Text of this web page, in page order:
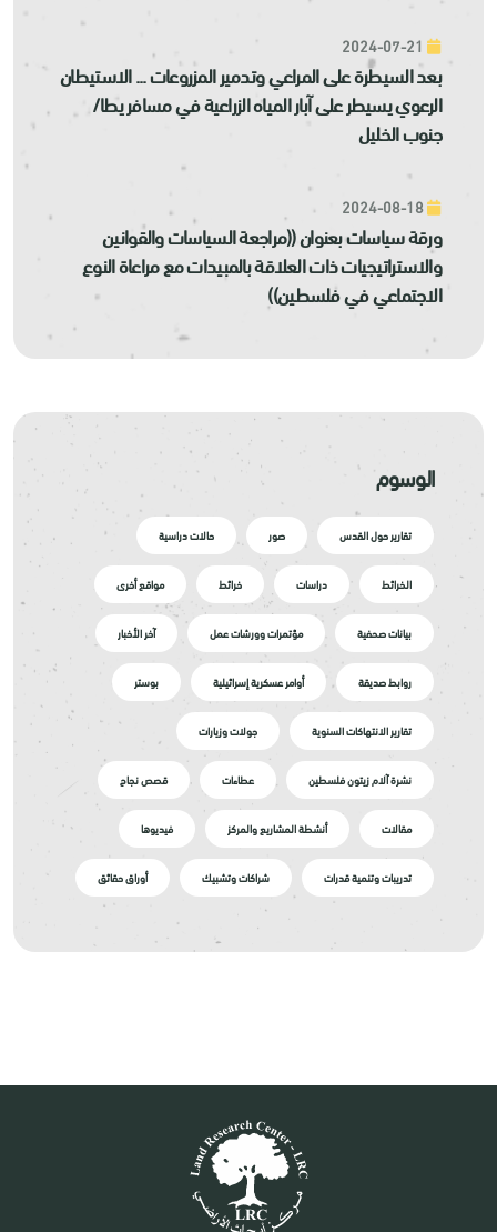
بعد السيطرة على المراعي وتدمير المزروعات ... الاستيطان
الرعوي يسيطر على آبار المياه الزراعية في مسافر يطا/
جنوب الخليل
ورقة سياسات بعنوان ((مراجعة السياسات والقوانين
والاستراتيجيات ذات العلاقة بالمبيدات مع مراعاة النوع
الاجتماعي في فلسطين))
الوسوم
تقارير حول القدس صور حالات دراسية
الخرائط دراسات خرائط مواقع أخرى
بيانات صحفية مؤتمرات وورشات عمل آخر الأخبار
روابط صديقة أوامر عسكرية إسرائيلية بوستر
تقارير الانتهاكات السنوية جولات وزيارات
نشرة آلام زيتون فلسطين عطاءات قصص نجاح
مقالات أنشطة المشاريع والمركز فيديوها
تدريبات وتنمية قدرات شراكات وتشبيك أوراق حقائق